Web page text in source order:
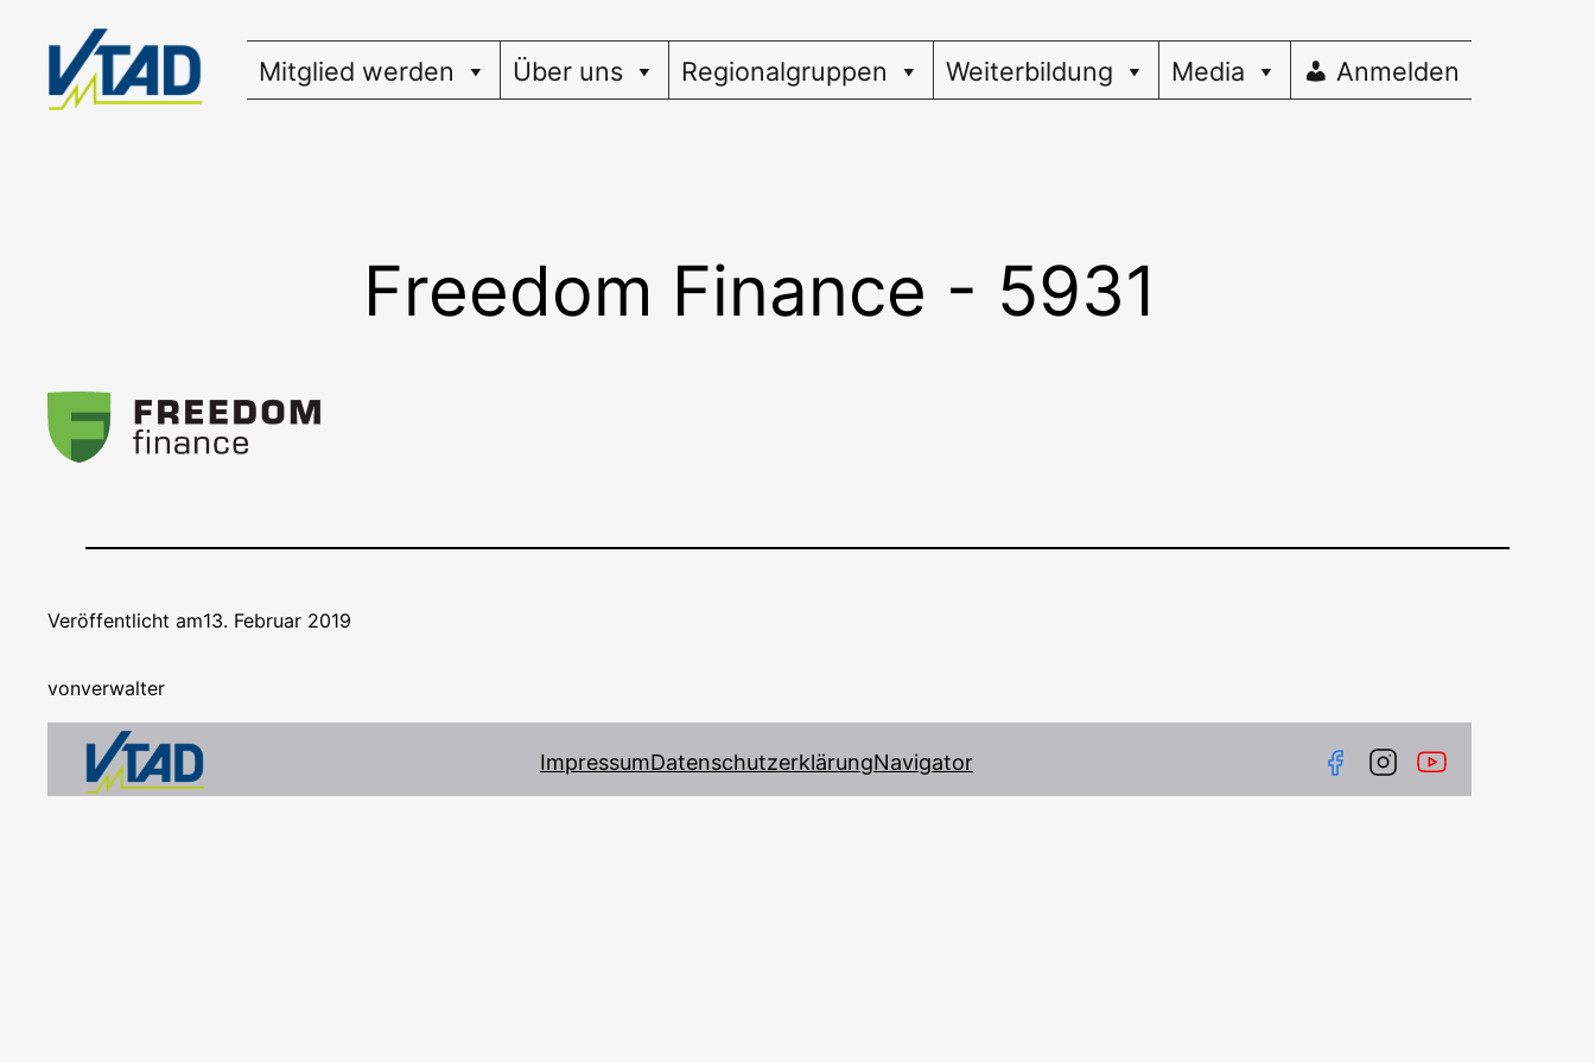
springen
Mitglied werden Über uns Regionalgruppen Weiterbildung Media Anmelden
Freedom Finance - 5931
Veröffentlicht am13. Februar 2019
vonverwalter
ImpressumDatenschutzerklärungNavigator